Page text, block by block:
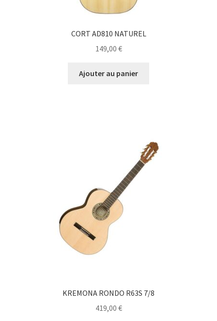
CORT AD810 NATUREL
149,00 €
Ajouter au panier
KREMONA RONDO R63S 7/8
419,00 €